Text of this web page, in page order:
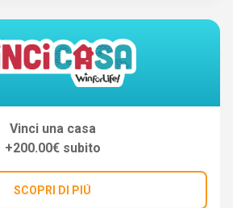
Vinci una casa
+200.00€ subito
SCOPRI DI PIÚ